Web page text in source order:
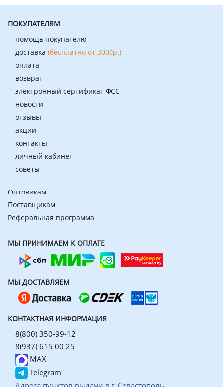
ПОКУПАТЕЛЯМ
помощь покупателю
доставка (бесплатно от 3000р.)
оплата
возврат
электронный сертификат ФСС
новости
отзывы
акции
контакты
личный кабинет
советы
Оптовикам
Поставщикам
Реферальная программа
МЫ ПРИНИМАЕМ К ОПЛАТЕ
МЫ ДОСТАВЛЯЕМ
КОНТАКТНАЯ ИНФОРМАЦИЯ
8(800) 350-99-12
8(937) 615 00 25
MAX
Telegram